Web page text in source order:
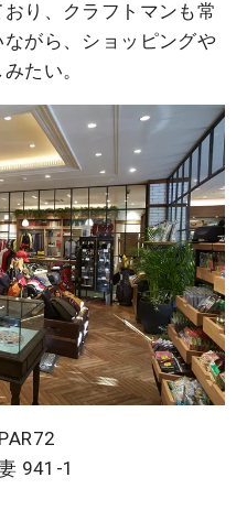
り、クラフトマンも常
がら、ショッピングや
たい。
941-1